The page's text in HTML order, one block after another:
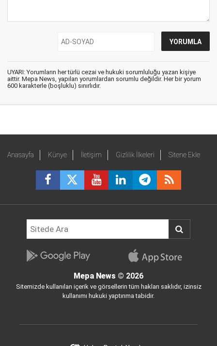
UYARI: Yorumların her türlü cezai ve hukuki sorumluluğu yazan kişiye
aittir. Mepa News, yapılan yorumlardan sorumlu değildir. Her bir yorum
600 karakterle (boşluklu) sınırlıdır.
Anasayfa Künye İletişim Gizlilik İlkeleri Sitene Ekle
Mepa News © 2026
Sitemizde kullanılan içerik ve görsellerin tüm hakları saklıdır, izinsiz
kullanımı hukuki yaptırıma tabidir.